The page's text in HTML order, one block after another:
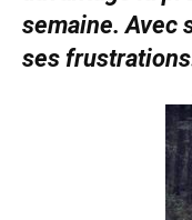
semaine. Avec
ses